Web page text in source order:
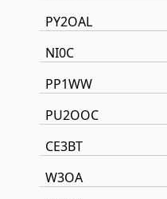
PY2OAL
NI0C
PP1WW
PU2OOC
CE3BT
W3OA